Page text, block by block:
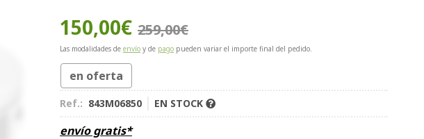
150,00€ 259,00€
Las modalidades de envío y de pago pueden variar el importe final del pedido.
en oferta
Ref.: 843M06850 EN STOCK
envío gratis*